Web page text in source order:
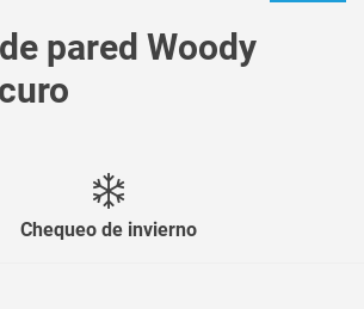
pared Woody
Chequeo de invierno